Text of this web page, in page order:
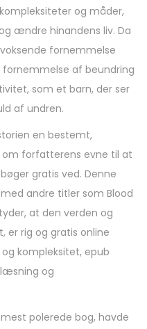
og måder,
ændre hinandens liv. Da
fornemmelse
af beundring
som et barn, der ser
af undren.
en bestemt,
forfatterens evne til at
gratis ved. Denne
andre titler som Blood
at den verden og
er rig og gratis online
kompleksitet, epub
og
polerede bog, havde